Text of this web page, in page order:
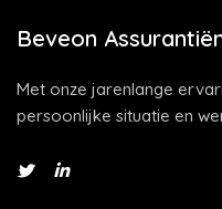
Beveon
Met onze jarenlange
persoonlijke situatie en